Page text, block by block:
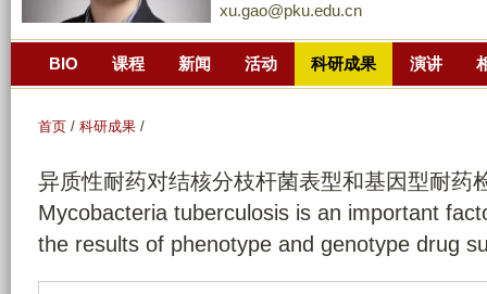
主
分
xu.gao@pku.edu.cn
BIO 课程 新闻 活动 科研成果 演讲
首页 / 科研成果 /
异质性耐药对结核分枝杆菌表型和基因型耐药
Mycobacteria tuberculosis is an important
the results of phenotype and genotype drug